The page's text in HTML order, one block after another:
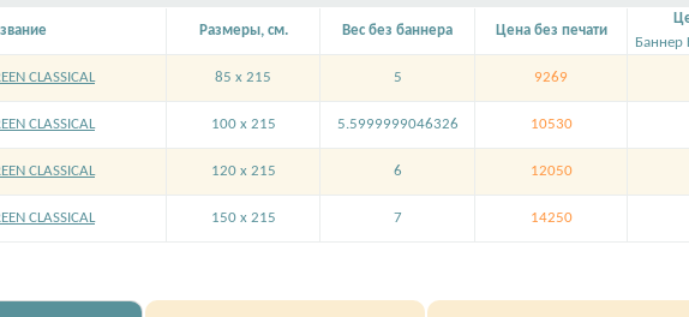
Размеры, см. Вес без баннера Цена без печати
CLASSICAL 85 x 215 5 9269
CLASSICAL 100 x 215 5.5999999046326 10530
CLASSICAL 120 x 215 6 12050
CLASSICAL 150 x 215 7 14250